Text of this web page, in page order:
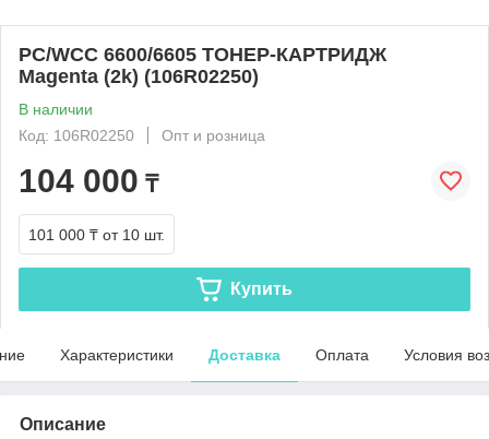
PC/WCC 6600/6605 ТОНЕР-КАРТРИДЖ
Magenta (2k) (106R02250)
В наличии
Код: 106R02250
Опт и розница
104 000 ₸
101 000 ₸ от 10 шт.
Купить
Характеристики Доставка Оплата Условия
Описание